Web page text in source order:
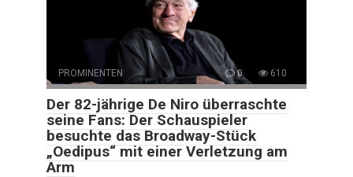
PROMINENTEN 0 610
Der 82-jährige De Niro überraschte
seine Fans: Der Schauspieler
besuchte das Broadway-Stück
„Oedipus“ mit einer Verletzung am
Arm